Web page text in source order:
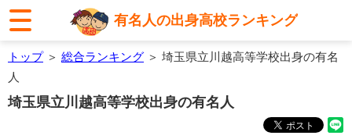
有名人の出身高校ランキング
トップ＞ 総合ランキング ＞ 埼玉県立川越高等学校出身の有名
人
埼玉県立川越高等学校出身の有名人